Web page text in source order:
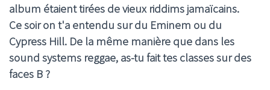
album étaient tirées de vieux riddims jamaïcains.
Ce soir on t'a entendu sur du Eminem ou du
Cypress Hill. De la même manière que dans les
sound systems reggae, as-tu fait tes classes sur des
faces B ?